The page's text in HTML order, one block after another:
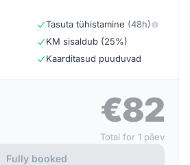
Tasuta tühistamine (48h)
KM sisaldub (25%)
Kaarditasud puuduvad
€82
Total for 1 päev
Fully booked